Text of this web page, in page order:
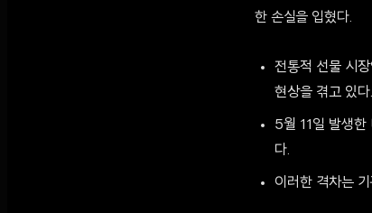
한 손실을 입혔다.
전통적 선물 시
현상을 겪고 있다.
5월 11일 발생한
다.
이러한 격차는